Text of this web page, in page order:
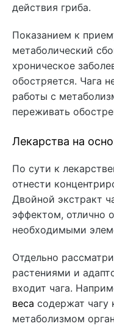
действия гриба.
Показанием к
метаболический
хроническое
обостряется. Чага
работы с
переживать
Лекарства на
По сути к
отнести
Двойной экстракт
эффектом, отлично
необходимыми
Отдельно
растениями и
входит чага.
веса содержат чагу
метаболизмом